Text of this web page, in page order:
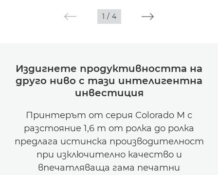
1 / 4
Издигнете продуктивността на
друго ниво с тази интелигентна
инвестиция
Принтерът от серия Colorado M с
разстояние 1,6 m от ролка до ролка
предлага истинска производителност
при изключително качество и
впечатляваща гама печатни